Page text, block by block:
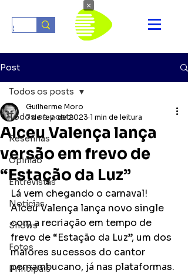
Post
Todos os posts
Resenhas
Opinião
Entrevistas
Notícias
Shows
Fotos
Principais
Todos os posts
Alceu Valença lança
versão em frevo de
“Estação da Luz”
Guilherme Moro
7 de fev. de 2023 1 min de leitura
Lá vem chegando o carnaval!
Alceu Valença lança novo single
com a recriação em tempo de
frevo de “Estação da Luz”, um dos
maiores sucessos do cantor
pernambucano, já nas plataformas.
×